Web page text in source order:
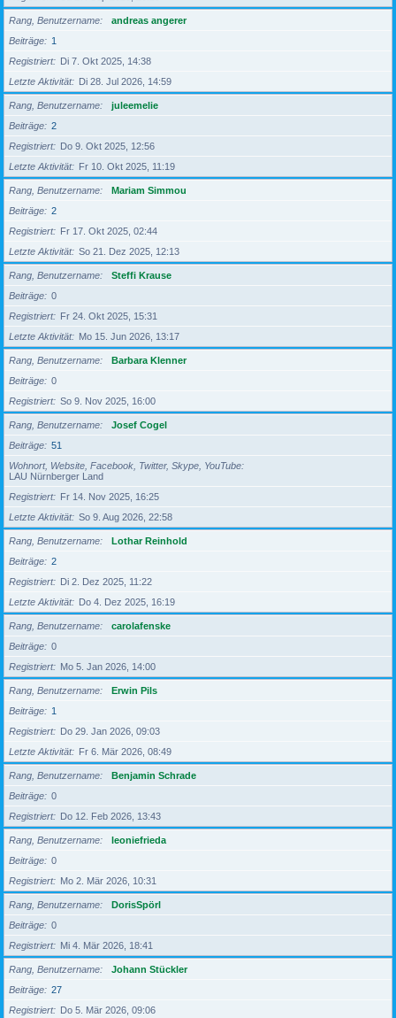
Rang, Benutzername
andreas angerer
Beiträge
1
Registriert
Di 7. Okt 2025, 14:38
Letzte Aktivität
Di 28. Jul 2026, 14:59
Rang, Benutzername
juleemelie
Beiträge
2
Registriert
Do 9. Okt 2025, 12:56
Letzte Aktivität
Fr 10. Okt 2025, 11:19
Rang, Benutzername
Mariam Simmou
Beiträge
2
Registriert
Fr 17. Okt 2025, 02:44
Letzte Aktivität
So 21. Dez 2025, 12:13
Rang, Benutzername
Steffi Krause
Beiträge
0
Registriert
Fr 24. Okt 2025, 15:31
Letzte Aktivität
Mo 15. Jun 2026, 13:17
Rang, Benutzername
Barbara Klenner
Beiträge
0
Registriert
So 9. Nov 2025, 16:00
Rang, Benutzername
Josef Cogel
Beiträge
51
Wohnort, Website, Facebook, Twitter, Skype, YouTube
LAU Nürnberger Land
Registriert
Fr 14. Nov 2025, 16:25
Letzte Aktivität
So 9. Aug 2026, 22:58
Rang, Benutzername
Lothar Reinhold
Beiträge
2
Registriert
Di 2. Dez 2025, 11:22
Letzte Aktivität
Do 4. Dez 2025, 16:19
Rang, Benutzername
carolafenske
Beiträge
0
Registriert
Mo 5. Jan 2026, 14:00
Rang, Benutzername
Erwin Pils
Beiträge
1
Registriert
Do 29. Jan 2026, 09:03
Letzte Aktivität
Fr 6. Mär 2026, 08:49
Rang, Benutzername
Benjamin Schrade
Beiträge
0
Registriert
Do 12. Feb 2026, 13:43
Rang, Benutzername
leoniefrieda
Beiträge
0
Registriert
Mo 2. Mär 2026, 10:31
Rang, Benutzername
DorisSpörl
Beiträge
0
Registriert
Mi 4. Mär 2026, 18:41
Rang, Benutzername
Johann Stückler
Beiträge
27
Registriert
Do 5. Mär 2026, 09:06